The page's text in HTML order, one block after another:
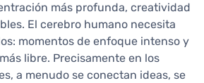
más profunda, creatividad
El cerebro humano necesita
momentos de enfoque intenso y
libre. Precisamente en los
a menudo se conectan ideas, se